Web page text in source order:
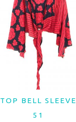
LER MAIS
TOP BELL SLEEVE
51